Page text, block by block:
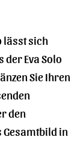
lässt sich
Eva Solo
Sie Ihren
den
in